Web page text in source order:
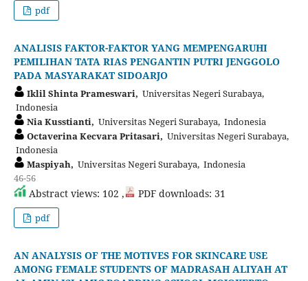
pdf
ANALISIS FAKTOR-FAKTOR YANG MEMPENGARUHI
PEMILIHAN TATA RIAS PENGANTIN PUTRI JENGGOLO
PADA MASYARAKAT SIDOARJO
Iklil Shinta Prameswari, Universitas Negeri Surabaya,
Indonesia
Nia Kusstianti, Universitas Negeri Surabaya, Indonesia
Octaverina Kecvara Pritasari, Universitas Negeri Surabaya,
Indonesia
Maspiyah, Universitas Negeri Surabaya, Indonesia
46-56
Abstract views: 102 , PDF downloads: 31
pdf
AN ANALYSIS OF THE MOTIVES FOR SKINCARE USE
AMONG FEMALE STUDENTS OF MADRASAH ALIYAH AT